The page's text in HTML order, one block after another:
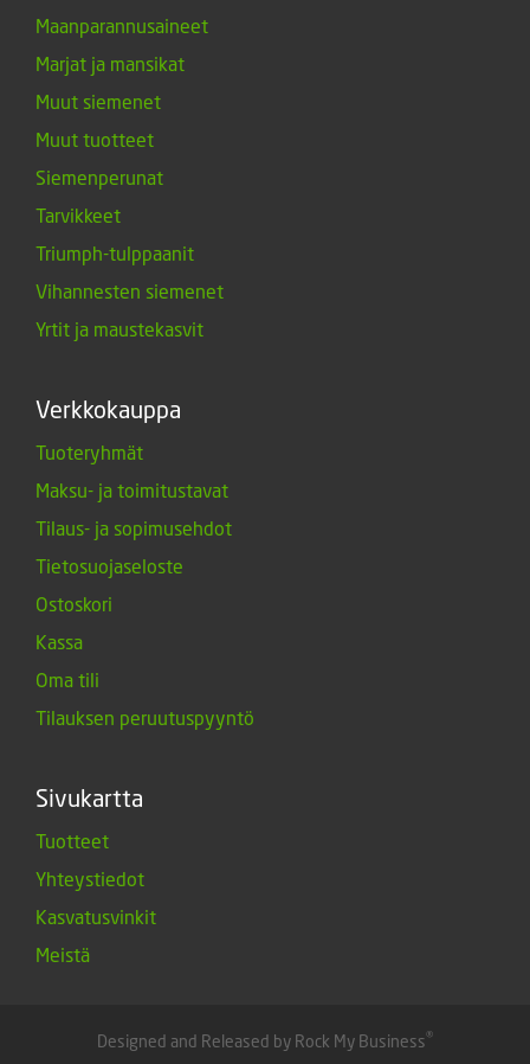
Maanparannusaineet
Marjat ja mansikat
Muut siemenet
Muut tuotteet
Siemenperunat
Tarvikkeet
Triumph-tulppaanit
Vihannesten siemenet
Yrtit ja maustekasvit
Verkkokauppa
Tuoteryhmät
Maksu- ja toimitustavat
Tilaus- ja sopimusehdot
Tietosuojaseloste
Ostoskori
Kassa
Oma tili
Tilauksen peruutuspyyntö
Sivukartta
Tuotteet
Yhteystiedot
Kasvatusvinkit
Meistä
Designed and Released by Rock My Business®